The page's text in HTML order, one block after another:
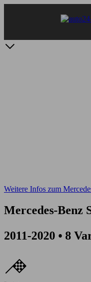
Weitere Infos zum
Mercedes-Benz
2011-2020 • 8